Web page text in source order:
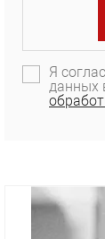
Я
данных